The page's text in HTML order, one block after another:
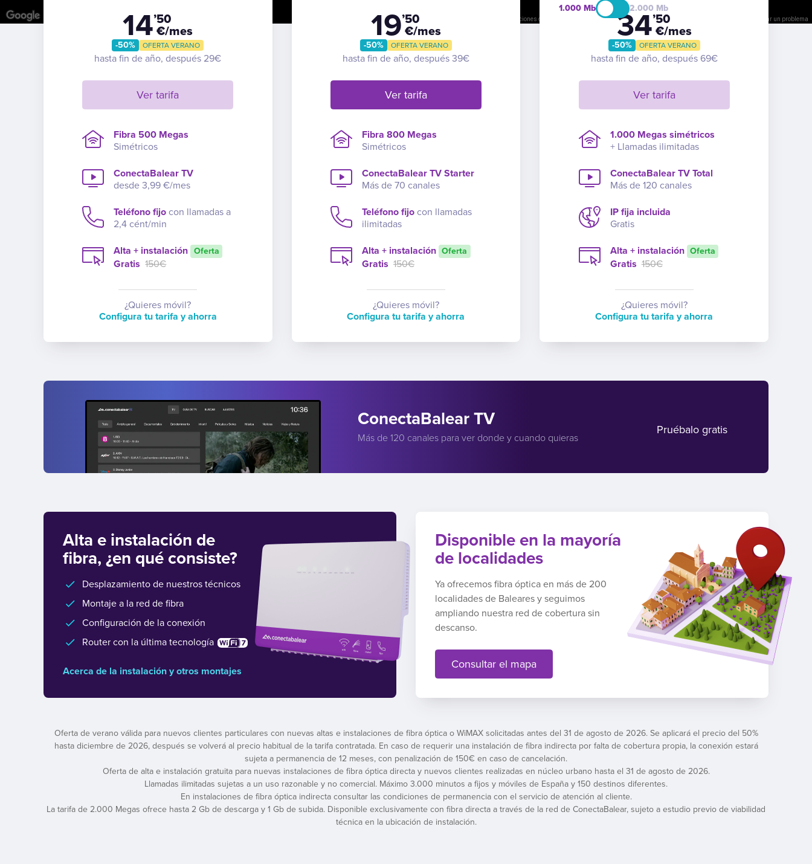
Combinaciones de teclas La imagen puede estar sujeta a derechos de autor Notificar un problema
14’50
€/mes
-50% OFERTA VERANO
hasta fin de año, después 29€
Ver tarifa
Fibra 500 Megas
Simétricos
ConectaBalear TV
desde 3,99 €/mes
Teléfono fijo con llamadas a
2,4 cént/min
Alta + instalación Oferta
Gratis 150€
¿Quieres móvil?
Configura tu tarifa y ahorra
19’50
€/mes
-50% OFERTA VERANO
hasta fin de año, después 39€
Ver tarifa
Fibra 800 Megas
Simétricos
ConectaBalear TV Starter
Más de 70 canales
Teléfono fijocon llamadas
ilimitadas
Alta + instalación Oferta
Gratis 150€
¿Quieres móvil?
Configura tu tarifa y ahorra
1.000 2.000
34’50
€/mes
-50% OFERTA VERANO
hasta fin de año, después 69€
Ver tarifa
1.000 Megas simétricos
+ Llamadas ilimitadas
ConectaBalear TV Total
Más de 120 canales
IP fija incluida
Gratis
Alta + instalación Oferta
Gratis 150€
¿Quieres móvil?
Configura tu tarifa y ahorra
ConectaBalear TV
Más de 120 canales para ver donde y cuando quieras
Pruébalo gratis
Alta e instalación de
fibra, ¿en qué consiste?
Desplazamiento de nuestros técnicos
Montaje a la red de fibra
Configuración de la conexión
Router con la última tecnología
Acerca de la instalación y otros montajes
Disponible en la mayoría
de localidades
Ya ofrecemos fibra óptica en más de 200
localidades de Baleares y seguimos
ampliando nuestra red de cobertura sin
descanso.
Consultar el mapa
Oferta de verano válida para nuevos clientes particulares con nuevas altas e instalaciones de fibra óptica o WiMAX solicitadas antes del 31 de agosto de 2026. Se aplicará el precio del 50%
hasta diciembre de 2026, después se volverá al precio habitual de la tarifa contratada. En caso de requerir una instalación de fibra indirecta por falta de cobertura propia, la conexión estará
sujeta a permanencia de 12 meses, con penalización de 150€ en caso de cancelación.
Oferta de alta e instalación gratuita para nuevas instalaciones de fibra óptica directa y nuevos clientes realizadas en núcleo urbano hasta el 31 de agosto de 2026.
Llamadas ilimitadas sujetas a un uso razonable y no comercial. Máximo 3.000 minutos a fijos y móviles de España y 150 destinos diferentes.
En instalaciones de fibra óptica indirecta consultar las condiciones de permanencia con el servicio de atención al cliente.
La tarifa de 2.000 Megas ofrece hasta 2 Gb de descarga y 1 Gb de subida. Disponible exclusivamente con fibra directa a través de la red de ConectaBalear, sujeto a estudio previo de viabilidad
técnica en la ubicación de instalación.